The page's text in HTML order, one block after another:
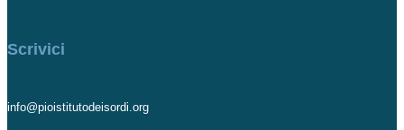
Scrivici
info@pioistitutodeisordi.org